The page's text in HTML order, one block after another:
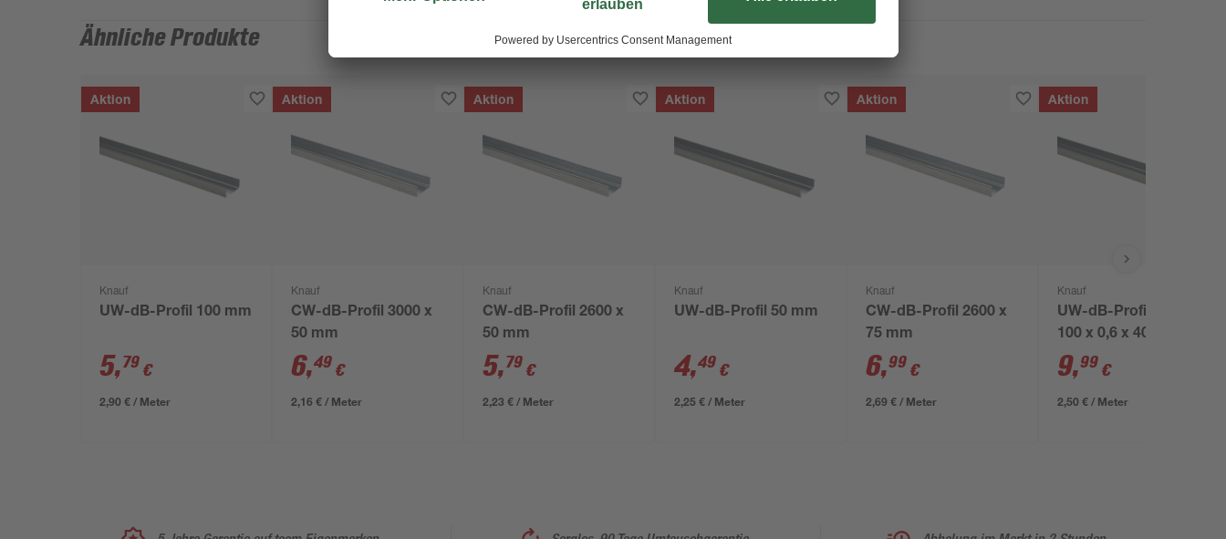
Ähnliche Produkte
Aktion
Knauf
UW-dB-Profil 100 mm
5,79 €
2,90 € / Meter
Aktion
Knauf
CW-dB-Profil 3000 x
50 mm
6,49 €
2,16 € / Meter
Aktion
Knauf
CW-dB-Profil 2600 x
50 mm
5,79 €
2,23 € / Meter
Aktion
Knauf
UW-dB-Profil 50 mm
4,49 €
2,25 € / Meter
Aktion
Knauf
CW-dB-Profil 2600 x
75 mm
6,99 €
2,69 € / Meter
Aktion
Knauf
UW-dB-Profil verzinkt
100 x 0,6 x 4000 mm
9,99 €
2,50 € / Meter